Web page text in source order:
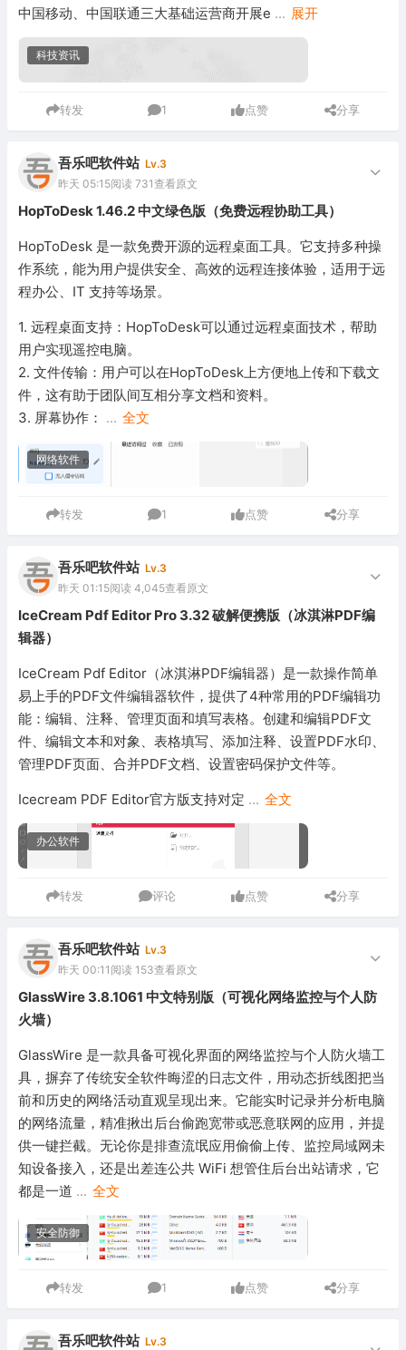
中国移动、中国联通三大基础运营商开展e ... 展开
科技资讯
转发 1 点赞 分享
吾乐吧软件站 Lv.3
昨天 05:15阅读 731查看原文
HopToDesk 1.46.2 中文绿色版（免费远程协助工具）
HopToDesk 是一款免费开源的远程桌面工具。它支持多种操
作系统，能为用户提供安全、高效的远程连接体验，适用于远
程办公、IT 支持等场景。
1. 远程桌面支持：HopToDesk可以通过远程桌面技术，帮助
用户实现遥控电脑。
2. 文件传输：用户可以在HopToDesk上方便地上传和下载文
件，这有助于团队间互相分享文档和资料。
3. 屏幕协作： ... 全文
网络软件
转发 1 点赞 分享
吾乐吧软件站 Lv.3
昨天 01:15阅读 4,045查看原文
IceCream Pdf Editor Pro 3.32 破解便携版（冰淇淋PDF编
辑器）
IceCream Pdf Editor（冰淇淋PDF编辑器）是一款操作简单
易上手的PDF文件编辑器软件，提供了4种常用的PDF编辑功
能：编辑、注释、管理页面和填写表格。创建和编辑PDF文
件、编辑文本和对象、表格填写、添加注释、设置PDF水印、
管理PDF页面、合并PDF文档、设置密码保护文件等。
Icecream PDF Editor官方版支持对定 ... 全文
办公软件
转发 评论 点赞 分享
吾乐吧软件站 Lv.3
昨天 00:11 阅读 153查看原文
GlassWire 3.8.1061 中文特别版（可视化网络监控与个人防
火墙）
GlassWire 是一款具备可视化界面的网络监控与个人防火墙工
具，摒弃了传统安全软件晦涩的日志文件，用动态折线图把当
前和历史的网络活动直观呈现出来。它能实时记录并分析电脑
的网络流量，精准揪出后台偷跑宽带或恶意联网的应用，并提
供一键拦截。无论你是排查流氓应用偷偷上传、监控局域网未
知设备接入，还是出差连公共 WiFi 想管住后台出站请求，它
都是一道 ... 全文
安全防御
转发 1 点赞 分享
吾乐吧软件站 Lv.3